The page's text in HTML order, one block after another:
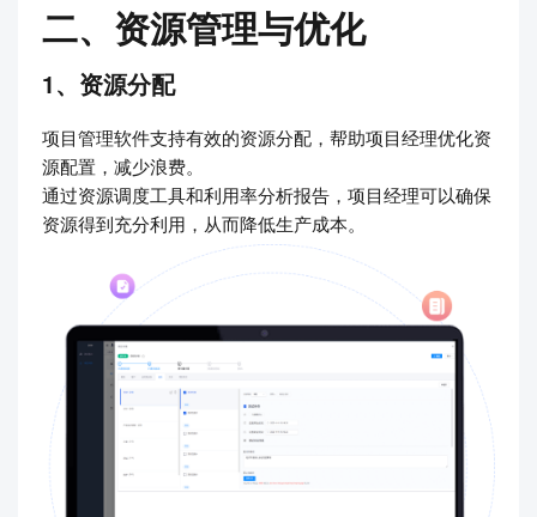
二、资源管理与优化
1、资源分配
项目管理软件支持有效的资源分配，帮助项目经理优化资
源配置，减少浪费。
通过资源调度工具和利用率分析报告，项目经理可以确保
资源得到充分利用，从而降低生产成本。